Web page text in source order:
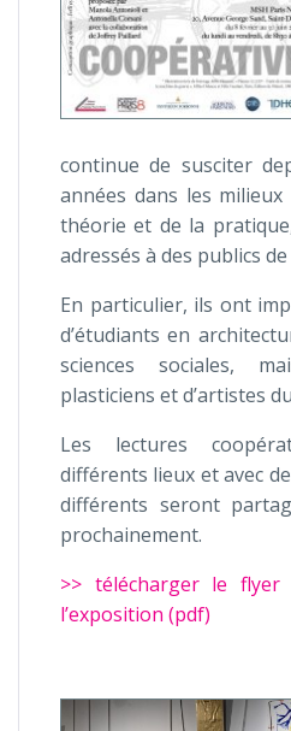
continue de susciter
années dans les
théorie et de la
adressés à des publics
En particulier, ils ont
d’étudiants en
sciences sociales,
plasticiens et d’artistes
Les lectures
différents lieux et avec
différents seront
prochainement.
>> télécharger le flyer
l’exposition (pdf)